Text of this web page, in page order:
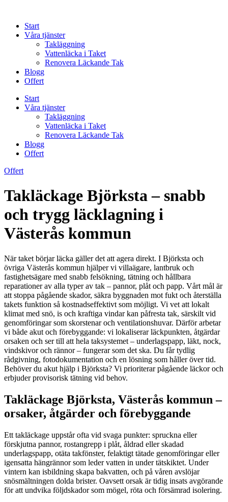
contentStart
Våra tjänster
Takläggning
Vattenläcka i Taket
Renovera Läckande Tak
Blogg
Offert
Start
Våra tjänster
Takläggning
Vattenläcka i Taket
Renovera Läckande Tak
Blogg
Offert
Offert
Takläckage Björksta – snabb
och trygg läcklagning i
Västerås kommun
När taket börjar läcka gäller det att agera direkt. I Björksta och
övriga Västerås kommun hjälper vi villaägare, lantbruk och
fastighetsägare med snabb felsökning, tätning och hållbara
reparationer av alla typer av tak – pannor, plåt och papp. Vårt mål är
att stoppa pågående skador, säkra byggnaden mot fukt och återställa
takets funktion så kostnadseffektivt som möjligt. Vi vet att lokalt
klimat med snö, is och kraftiga vindar kan påfresta tak, särskilt vid
genomföringar som skorstenar och ventilationshuvar. Därför arbetar
vi både akut och förebyggande: vi lokaliserar läckpunkten, åtgärdar
orsaken och ser till att hela taksystemet – underlagspapp, läkt, nock,
vindskivor och rännor – fungerar som det ska. Du får tydlig
rådgivning, fotodokumentation och en lösning som håller över tid.
Behöver du akut hjälp i Björksta? Vi prioriterar pågående läckor och
erbjuder provisorisk tätning vid behov.
Takläckage Björksta, Västerås kommun –
orsaker, åtgärder och förebyggande
Ett takläckage uppstår ofta vid svaga punkter: spruckna eller
förskjutna pannor, rostangrepp i plåt, åldrad eller skadad
underlagspapp, otäta takfönster, felaktigt tätade genomföringar eller
igensatta hängrännor som leder vatten in under tätskiktet. Under
vintern kan isbildning skapa bakvatten, och på våren avslöjar
snösmältningen dolda brister. Oavsett orsak är tidig insats avgörande
för att undvika följdskador som mögel, röta och försämrad isolering.